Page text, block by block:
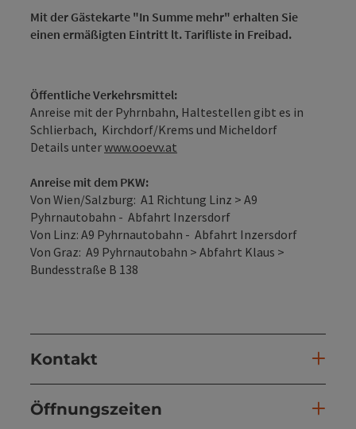
Mit der Gästekarte "In Summe mehr" erhalten Sie
einen ermäßigten Eintritt lt. Tarifliste in Freibad.
Öffentliche Verkehrsmittel:
Anreise mit der Pyhrnbahn, Haltestellen gibt es in
Schlierbach, Kirchdorf/Krems und Micheldorf
Details unterwww.ooevv.at
Anreise mit dem PKW:
Von Wien/Salzburg: A1 Richtung Linz > A9
Pyhrnautobahn - Abfahrt Inzersdorf
Von Linz: A9 Pyhrnautobahn - Abfahrt Inzersdorf
Von Graz: A9 Pyhrnautobahn > Abfahrt Klaus >
Bundesstraße B 138
Kontakt
Öffnungszeiten